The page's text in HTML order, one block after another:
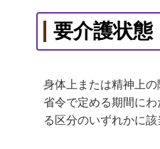
要介護状態
身体上または精神上
省令で定める期間に
る区分のいずれかに該